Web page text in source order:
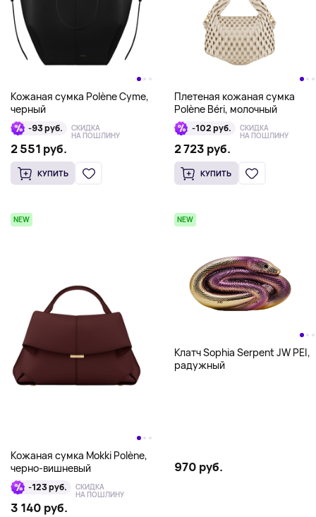
Кожаная сумка Polène Cyme,
черный
-93 руб. СКИДКА
НА ПОШЛИНУ
2 551 руб.
КУПИТЬ
Плетеная кожаная сумка
Polène Béri, молочный
-102 руб. СКИДКА
НА ПОШЛИНУ
2 723 руб.
КУПИТЬ
NEW
Кожаная сумка Mokki Polène,
черно-вишневый
-123 руб. СКИДКА
НА ПОШЛИНУ
3 140 руб.
NEW
Клатч Sophia Serpent JW PEI,
радужный
970 руб.